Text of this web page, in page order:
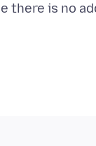
there is no